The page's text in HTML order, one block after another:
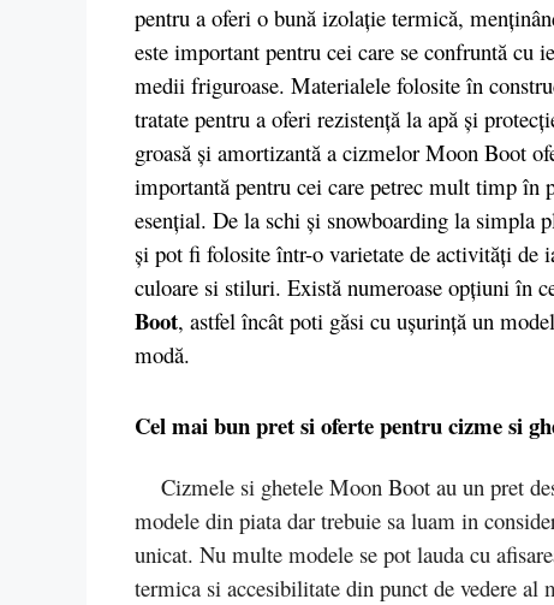
pentru a oferi o bună izolație termică,
este important pentru cei care se confruntă cu
medii friguroase. Materialele folosite în
tratate pentru a oferi rezistență la apă și
groasă și amortizantă a cizmelor Moon Boot
importantă pentru cei care petrec mult timp în
esențial. De la schi și snowboarding la simpla
și pot fi folosite într-o varietate de activități de
culoare si stiluri. Există numeroase opțiuni în
Boot, astfel încât poti găsi cu ușurință un
modă.
Cel mai bun pret si oferte pentru cizme si
Cizmele si ghetele Moon Boot au un pret
modele din piata dar trebuie sa luam in
unicat. Nu multe modele se pot lauda cu
termica si accesibilitate din punct de vedere al